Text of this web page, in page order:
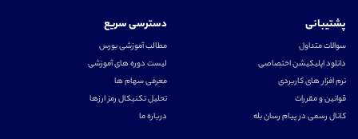
پشتیبانی
سوالات متداول
دانلود اپلیکیشن اختصاصی
نرم افزار های کاربردی
قوانین و مقررات
کانال رسمی در پیام رسان بله
دسترسی سریع
مطالب آموزشی بورس
لیست دوره های آموزشی
معرفی سهام ها
تحلیل تکنیکال رمز ارزها
درباره ما